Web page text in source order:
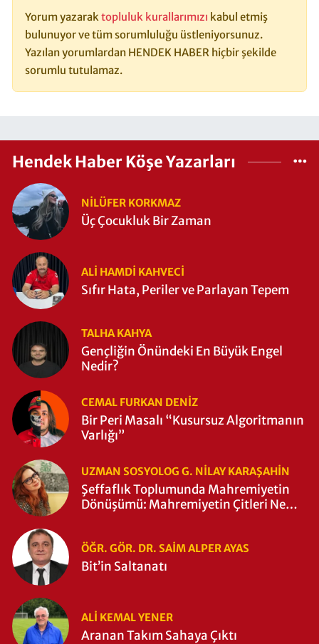
Yorum yazaraktopluluk kurallarımızı kabul etmiş
bulunuyor ve tüm sorumluluğu üstleniyorsunuz.
Yazılan yorumlardan HENDEK HABER hiçbir şekilde
sorumlu tutulamaz.
Hendek Haber Köşe Yazarları
NILÜFER KORKMAZ
Üç Çocukluk Bir Zaman
ALI HAMDI KAHVECİ
Sıfır Hata, Periler ve Parlayan Tepem
TALHA KAHYA
Gençliğin Önündeki En Büyük Engel
Nedir?
CEMAL FURKAN DENİZ
Bir Peri Masalı “Kusursuz Algoritmanın
Varlığı”
UZMAN SOSYOLOG G. NILAY KARAŞAHİN
Şeffaflık Toplumunda Mahremiyetin
Dönüşümü: Mahremiyetin Çitleri Ne
ÖĞR. GÖR. DR. SAIM ALPER AYAS
Bit’in Saltanatı
ALI KEMAL YENER
Aranan Takım Sahaya Çıktı